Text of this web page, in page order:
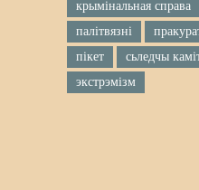
крымінальная справа
палітвязні
пікет
сьледчы
экстрэмізм